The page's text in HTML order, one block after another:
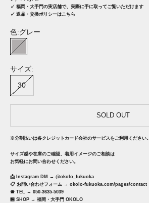
✓ 福岡・大手門の実店舗で、実際に手に取ってご覧いただけます
✓ 返品・交換ポリシーはこちら
色:グレー
グレー
サイズ:
30
SOLD OUT
※分割払いは各クレジットカード会社のサービスをご利用ください。
サイズ感や在庫のご確認、着用イメージのご相談は
お気軽にお問い合わせください。
📩 Instagram DM → @okolo_fukuoka
📋 お問い合わせフォーム → okolo-fukuoka.com/pages/contact
☎︎ TEL → 050-3635-5039
🏪 SHOP → 福岡・大手門 OKOLO